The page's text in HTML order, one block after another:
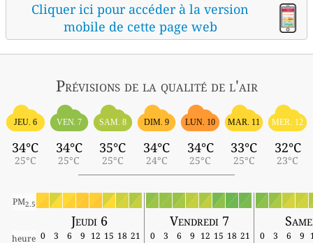
Cliquer ici pour accéder à la version
mobile de cette page web
Prévisionsde la qualité de l'air
JEU. 6
34°C
25°C
VEN. 7
34°C
25°C
SAM. 8
35°C
25°C
DIM. 9
34°C
24°C
LUN. 10
34°C
25°C
MAR. 11
33°C
25°C
MER. 12
32°C
23°C
PM2.5
Jeudi 6 Vendredi 7
heure 0 3 6 9 12 15 18 21 0 3 6 9 12 15 18 21 0 3 6 9